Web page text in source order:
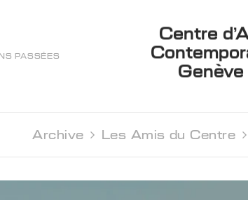
PASSÉES
Centre
Genève
Archive  Les Amis du Centre 